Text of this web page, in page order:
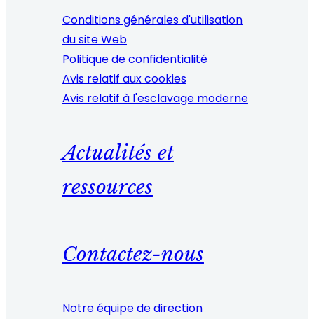
Conditions générales d'utilisation
du site Web
Politique de confidentialité
Avis relatif aux cookies
Avis relatif à l'esclavage moderne
Actualités et
ressources
Contactez-nous
Notre équipe de direction